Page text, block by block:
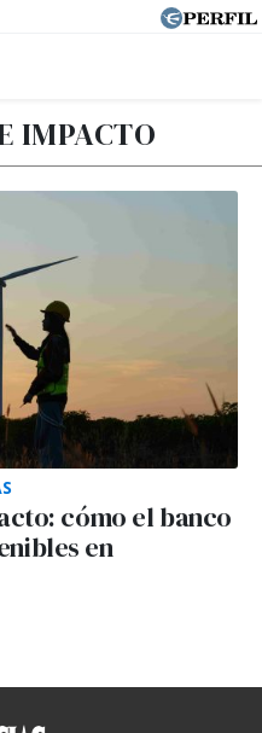
IMPACTO
cómo el banco
en